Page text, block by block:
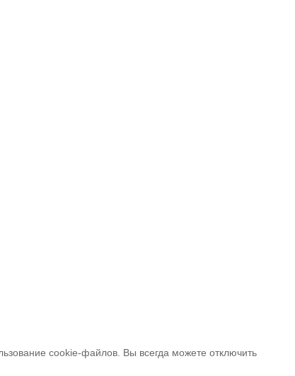
cookie-файлов. Вы всегда можете отключить